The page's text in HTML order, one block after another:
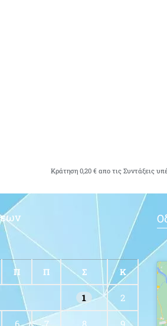
Κράτηση 0,20 € απο τις Συντάξεις
Π Π Σ Κ
1 2
6 7 8 9